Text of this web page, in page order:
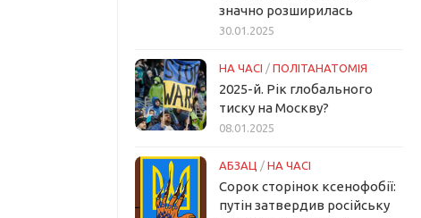
значно розширилась
30.01.2025
НА ЧАСІ / ПОЛІТАНАТОМІЯ
2025-й. Рік глобального
тиску на Москву?
08.01.2025
АБЗАЦ / НА ЧАСІ
Сорок сторінок ксенофобії:
путін затвердив російську